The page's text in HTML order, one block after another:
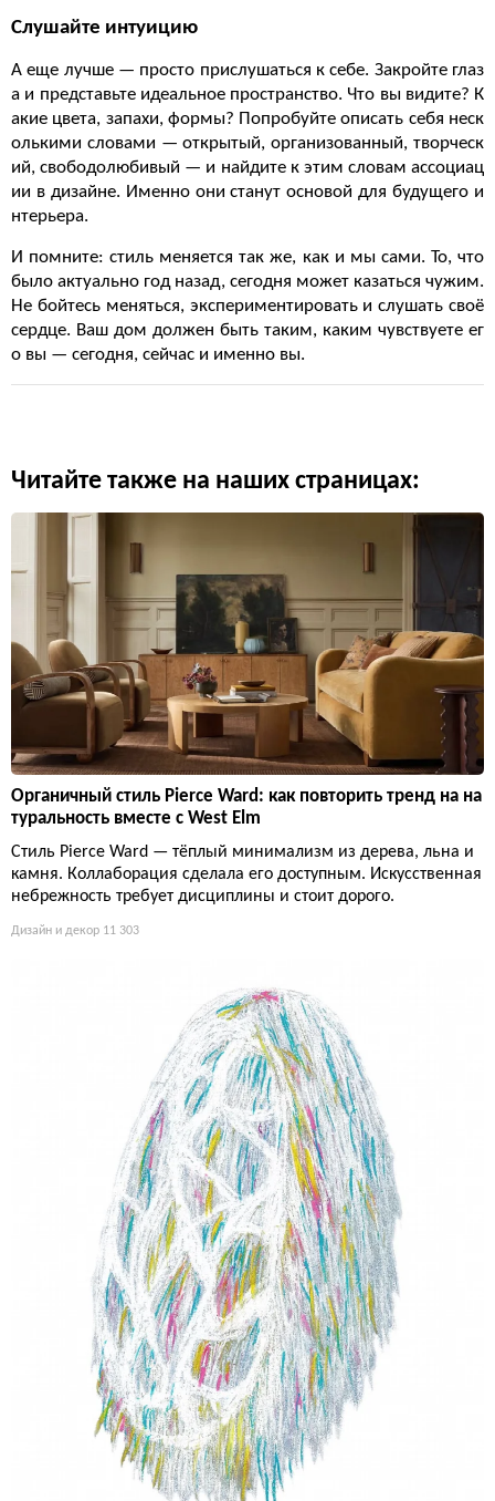
Слушайте интуицию
А еще лучше — просто прислушаться к себе. Закройте глаз
а и представьте идеальное пространство. Что вы видите? К
акие цвета, запахи, формы? Попробуйте описать себя неск
олькими словами — открытый, организованный, творческ
ий, свободолюбивый — и найдите к этим словам ассоциац
ии в дизайне. Именно они станут основой для будущего и
нтерьера.
И помните: стиль меняется так же, как и мы сами. То, что
было актуально год назад, сегодня может казаться чужим.
Не бойтесь меняться, экспериментировать и слушать своё
сердце. Ваш дом должен быть таким, каким чувствуете ег
о вы — сегодня, сейчас и именно вы.
Читайте также на наших страницах:
Органичный стиль Pierce Ward: как повторить тренд на на
туральность вместе с West Elm
Стиль Pierce Ward — тёплый минимализм из дерева, льна и
камня. Коллаборация сделала его доступным. Искусственная
небрежность требует дисциплины и стоит дорого.
Дизайн и декор 11 303